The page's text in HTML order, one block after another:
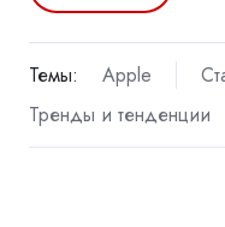
Темы: Apple
Тренды и тенденции